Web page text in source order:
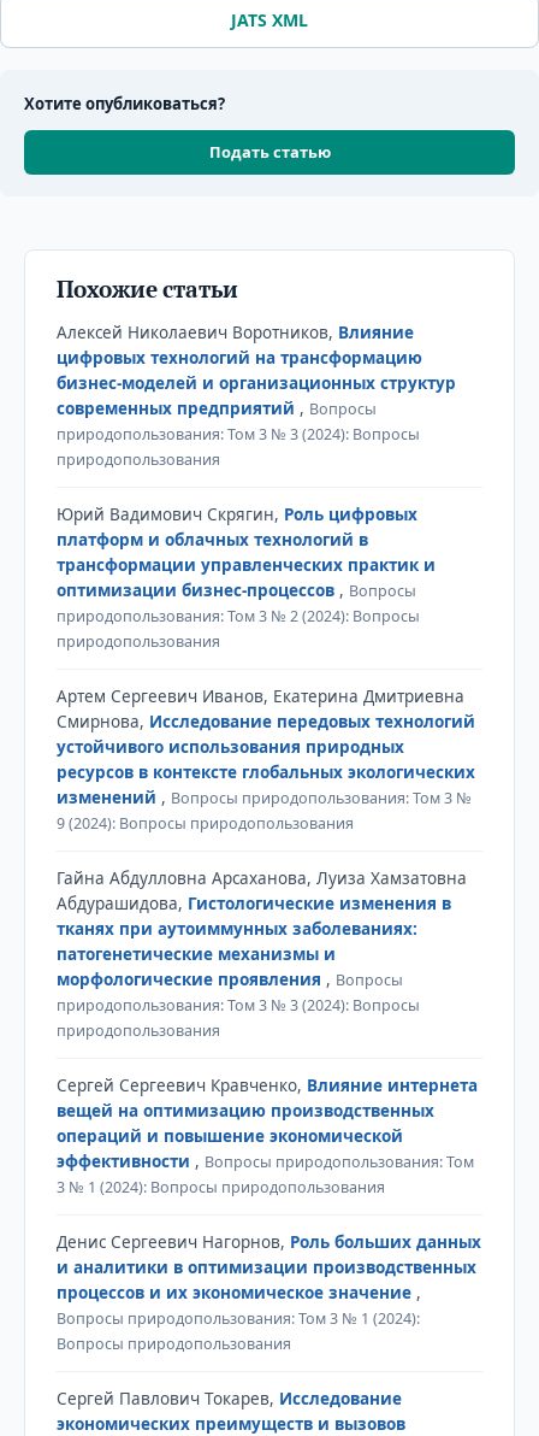
JATS XML
Хотите опубликоваться?
Подать статью
Похожие статьи
Алексей Николаевич Воротников, Влияние
цифровых технологий на трансформацию
бизнес-моделей и организационных структур
современных предприятий , Вопросы
природопользования: Том 3 № 3 (2024): Вопросы
природопользования
Юрий Вадимович Скрягин, Роль цифровых
платформ и облачных технологий в
трансформации управленческих практик и
оптимизации бизнес-процессов , Вопросы
природопользования: Том 3 № 2 (2024): Вопросы
природопользования
Артем Сергеевич Иванов, Екатерина Дмитриевна
Смирнова, Исследование передовых технологий
устойчивого использования природных
ресурсов в контексте глобальных экологических
изменений , Вопросы природопользования: Том 3 №
9 (2024): Вопросы природопользования
Гайна Абдулловна Арсаханова, Луиза Хамзатовна
Абдурашидова, Гистологические изменения в
тканях при аутоиммунных заболеваниях:
патогенетические механизмы и
морфологические проявления , Вопросы
природопользования: Том 3 № 3 (2024): Вопросы
природопользования
Сергей Сергеевич Кравченко, Влияние интернета
вещей на оптимизацию производственных
операций и повышение экономической
эффективности , Вопросы природопользования: Том
3 № 1 (2024): Вопросы природопользования
Денис Сергеевич Нагорнов, Роль больших данных
и аналитики в оптимизации производственных
процессов и их экономическое значение ,
Вопросы природопользования: Том 3 № 1 (2024):
Вопросы природопользования
Сергей Павлович Токарев, Исследование
экономических преимуществ и вызовов